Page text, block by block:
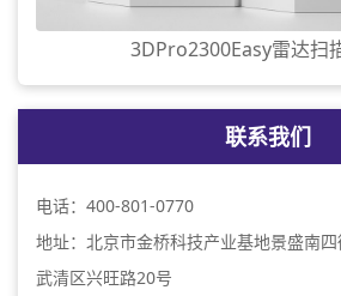
3DPro2300Easy雷达扫
联系我们
电话：400-801-0770
地址：北京市金桥科技产业基地景盛南
武清区兴旺路20号